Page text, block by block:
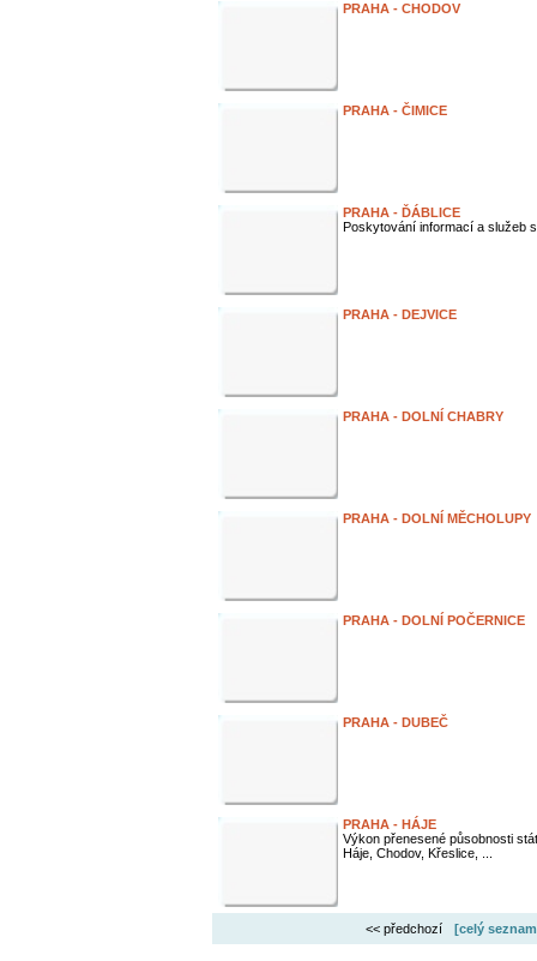
PRAHA - CHODOV
PRAHA - ČIMICE
PRAHA - ĎÁBLICE
Poskytování informací a služeb
PRAHA - DEJVICE
PRAHA - DOLNÍ CHABRY
PRAHA - DOLNÍ MĚCHOLUPY
PRAHA - DOLNÍ POČERNICE
PRAHA - DUBEČ
PRAHA - HÁJE
Výkon přenesené působnosti
Háje, Chodov, Křeslice, ...
<< předchozí [celý